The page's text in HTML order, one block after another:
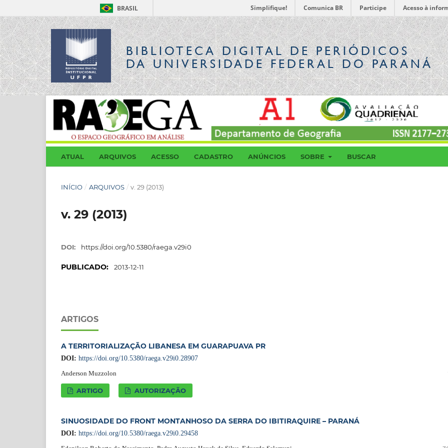
BRASIL Simplifique! Comunica BR Participe Acesso à
BIBLIOTECA DIGITALDE PERIÓDICOS
DA UNIVERSIDADE FEDERAL DO PARANÁ
ATUAL ARQUIVOS ACESSO CADASTRO ANÚNCIOS SOBRE BUSCAR
INÍCIO / ARQUIVOS / v. 29 (2013)
v. 29 (2013)
DOI: https://doi.org/10.5380/raega.v29i0
PUBLICADO: 2013-12-11
ARTIGOS
A TERRITORIALIZAÇÃO LIBANESA EM GUARAPUAVA PR
DOI: https://doi.org/10.5380/raega.v29i0.28907
Anderson Muzzolon
ARTIGO AUTORIZAÇÃO
SINUOSIDADE DO FRONT MONTANHOSO DA SERRA DO IBITIRAQUIRE – PARANÁ
DOI: https://doi.org/10.5380/raega.v29i0.29458